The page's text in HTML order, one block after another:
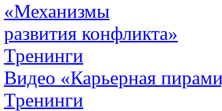
«Механизмы
развития конфликта»
Тренинги
Видео «Карьерная
Тренинги